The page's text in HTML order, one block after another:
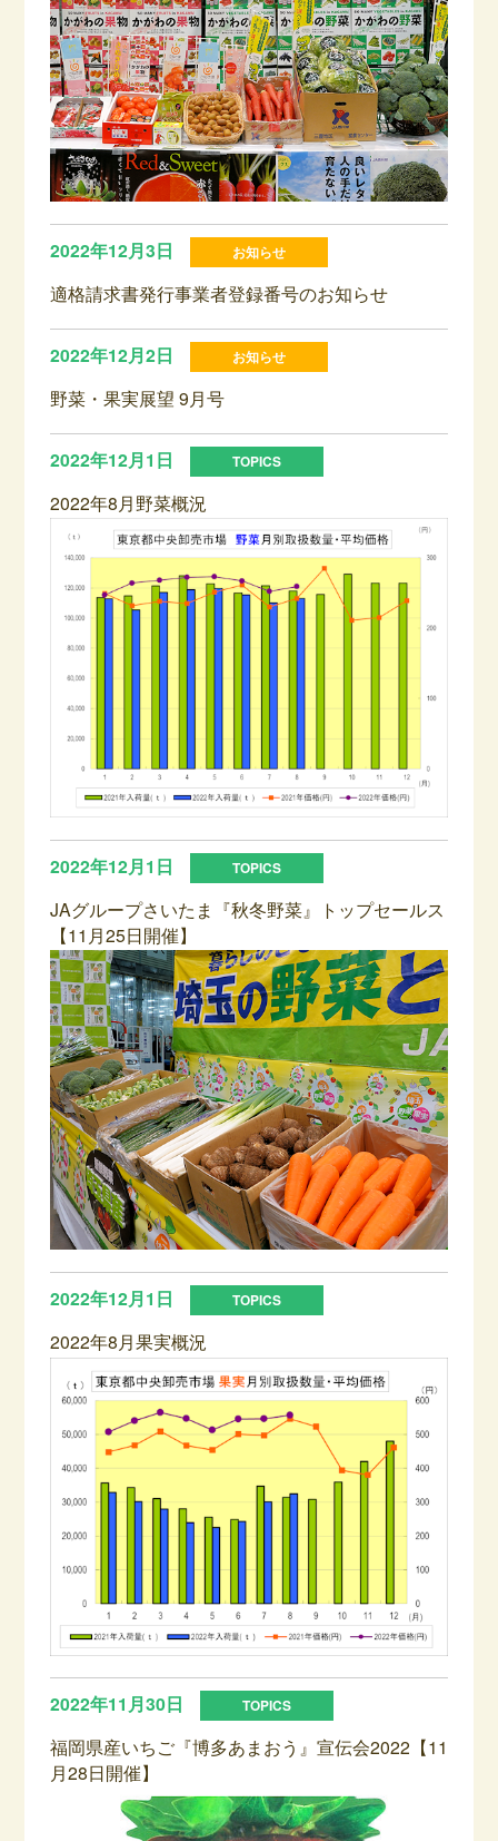
2022年12月3日
適格請求書発行事業者登録番号のお知らせ
2022年12月2日
野菜・果実展望 9月号
2022年12月1日
2022年8月野菜概況
2022年12月1日
JAグループさいたま『秋冬野菜』トップセールス
【11月25日開催】
2022年12月1日
2022年8月果実概況
2022年11月30日
福岡県産いちご『博多あまおう』宣伝会2022【11
月28日開催】